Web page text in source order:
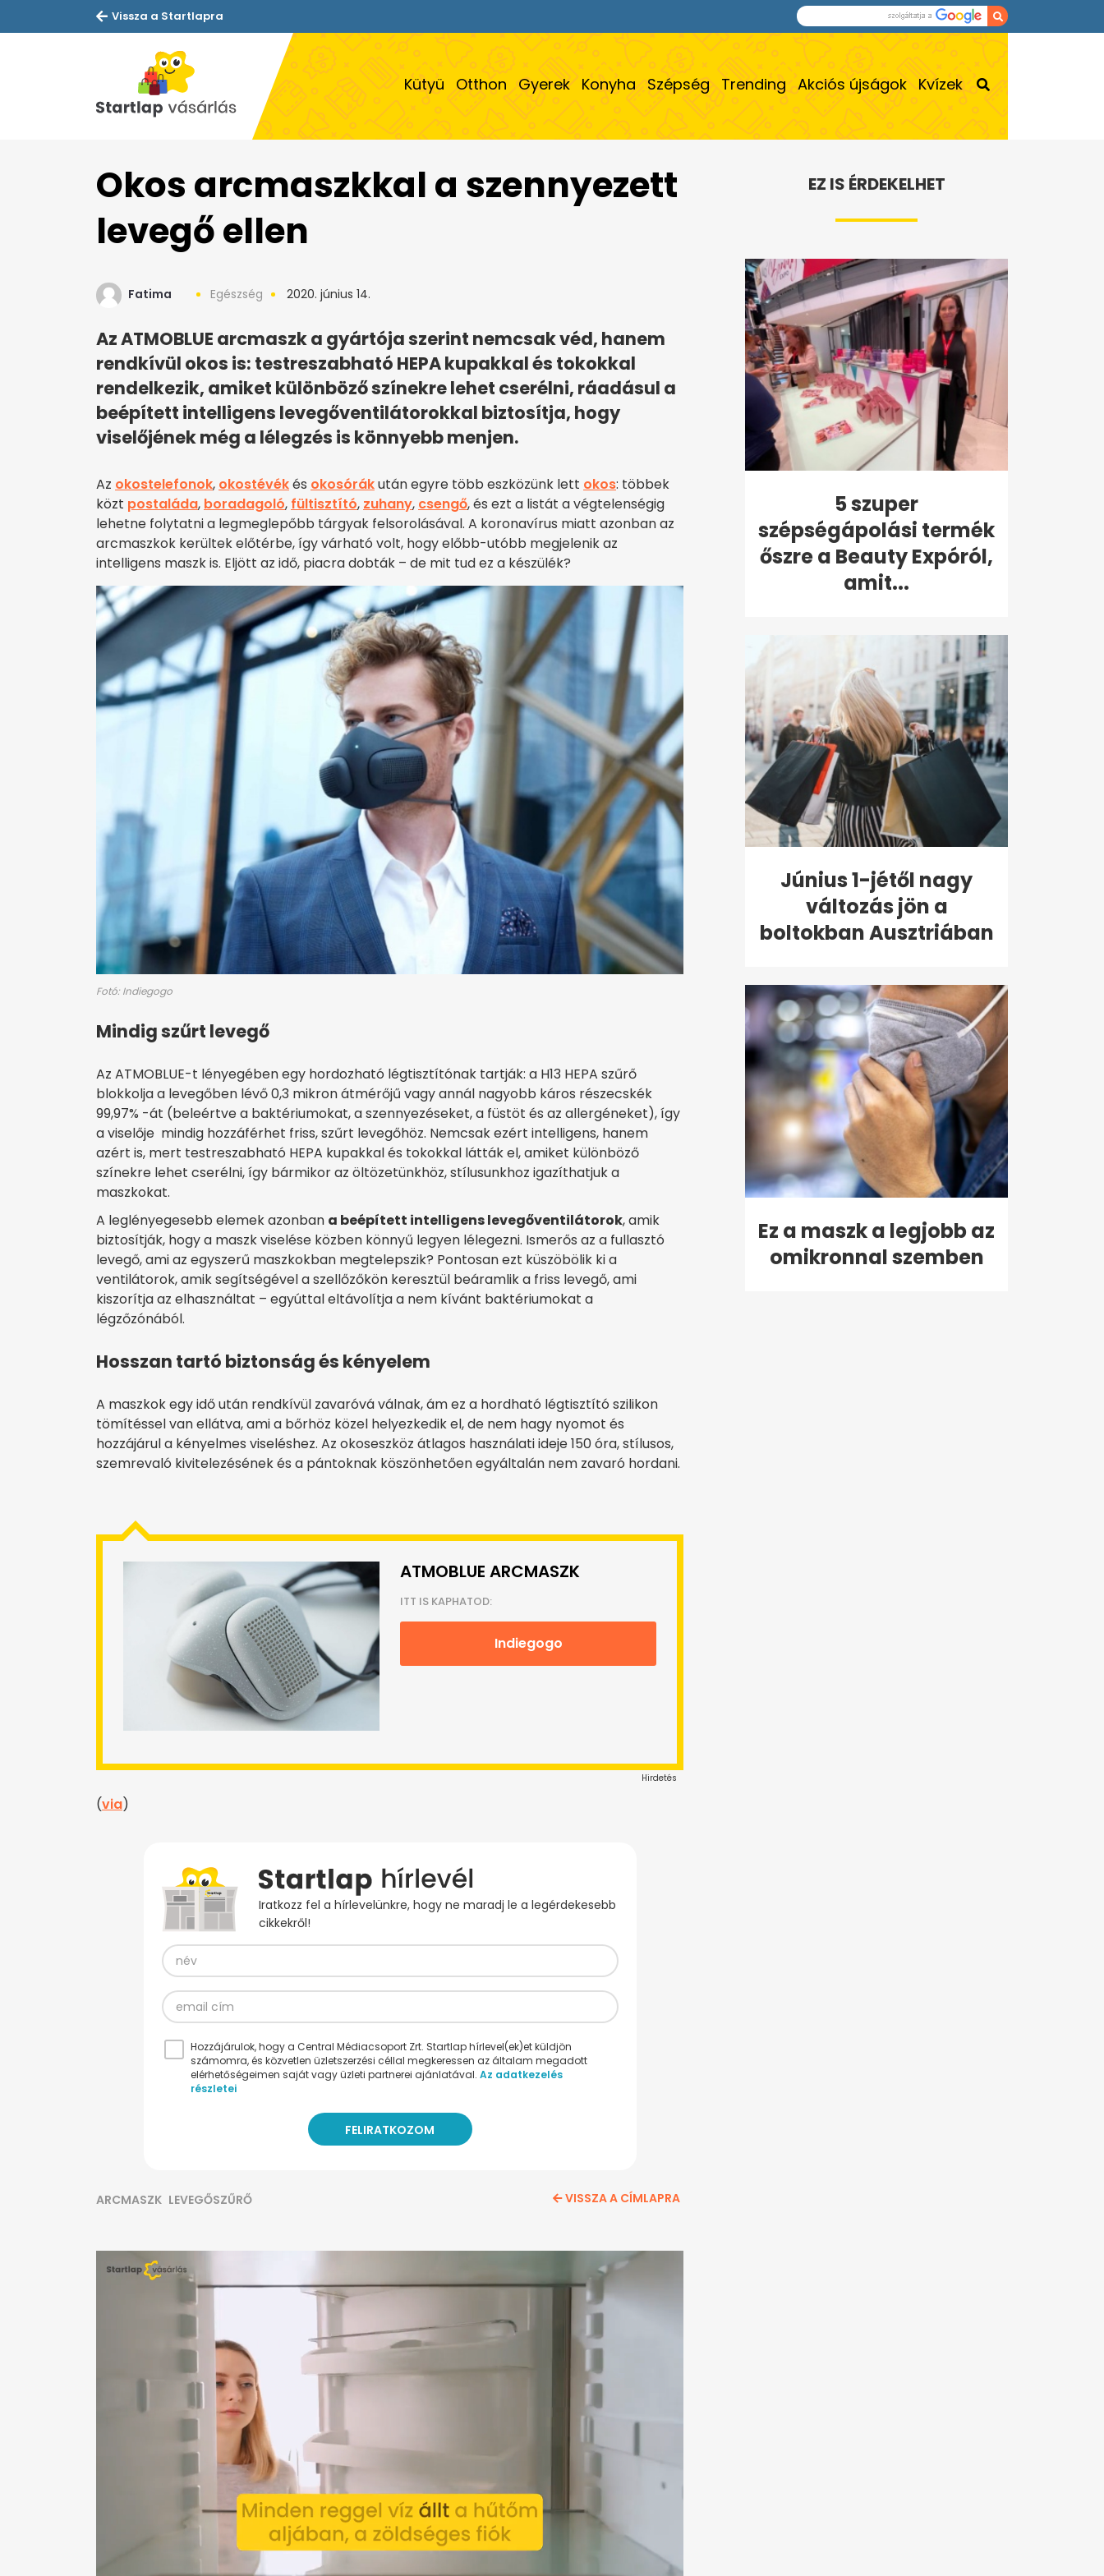
Vissza a Startlapra
Kütyü Otthon Gyerek Konyha Szépség Trending Akciós újságok Kvízek
Okos arcmaszkkal a szennyezett
levegő ellen
Fatima Egészség 2020. június 14.
Az ATMOBLUE arcmaszk a gyártója szerint nemcsak véd, hanem
rendkívül okos is: testreszabható HEPA kupakkal és tokokkal
rendelkezik, amiket különböző színekre lehet cserélni, ráadásul a
beépített intelligens levegőventilátorokkal biztosítja, hogy
viselőjének még a lélegzés is könnyebb menjen.
Az okostelefonok, okostévékés okosórákután egyre több eszközünk lett okos: többek
közt postaláda, boradagoló, fültisztító, zuhany, csengő, és ezt a listát a végtelenségig
lehetne folytatni a legmeglepőbb tárgyak felsorolásával. A koronavírus miatt azonban az
arcmaszkok kerültek előtérbe, így várható volt, hogy előbb-utóbb megjelenik az
intelligens maszk is. Eljött az idő, piacra dobták – de mit tud ez a készülék?
Fotó: Indiegogo
Mindig szűrt levegő
Az ATMOBLUE-t lényegében egy hordozható légtisztítónak tartják: a H13 HEPA szűrő
blokkolja a levegőben lévő 0,3 mikron átmérőjű vagy annál nagyobb káros részecskék
99,97% -át (beleértve a baktériumokat, a szennyezéseket, a füstöt és az allergéneket), így
a viselője mindig hozzáférhet friss, szűrt levegőhöz. Nemcsak ezért intelligens, hanem
azért is, mert testreszabható HEPA kupakkal és tokokkal látták el, amiket különböző
színekre lehet cserélni, így bármikor az öltözetünkhöz, stílusunkhoz igazíthatjuk a
maszkokat.
A leglényegesebb elemek azonban a beépített intelligens levegőventilátorok, amik
biztosítják, hogy a maszk viselése közben könnyű legyen lélegezni. Ismerős az a fullasztó
levegő, ami az egyszerű maszkokban megtelepszik? Pontosan ezt küszöbölik ki a
ventilátorok, amik segítségével a szellőzőkön keresztül beáramlik a friss levegő, ami
kiszorítja az elhasználtat – egyúttal eltávolítja a nem kívánt baktériumokat a
légzőzónából.
Hosszan tartó biztonság és kényelem
A maszkok egy idő után rendkívül zavaróvá válnak, ám ez a hordható légtisztító szilikon
tömítéssel van ellátva, ami a bőrhöz közel helyezkedik el, de nem hagy nyomot és
hozzájárul a kényelmes viseléshez. Az okoseszköz átlagos használati ideje 150 óra, stílusos,
szemrevaló kivitelezésének és a pántoknak köszönhetően egyáltalán nem zavaró hordani.
ATMOBLUE ARCMASZK
ITT IS KAPHATOD:
Indiegogo
Hirdetés
(via)
Iratkozz fel a hírlevelünkre, hogy ne maradj le a legérdekesebb
cikkekről!
Hozzájárulok, hogy a Central Médiacsoport Zrt. Startlap hírlevel(ek)et küldjön
számomra, és közvetlen üzletszerzési céllal megkeressen az általam megadott
elérhetőségeimen saját vagy üzleti partnerei ajánlatával. Az adatkezelés
részletei
ARCMASZK LEVEGŐSZŰRŐ VISSZA A CÍMLAPRA
EZ IS ÉRDEKELHET
5 szuper
szépségápolási termék
őszre a Beauty Expóról,
amit...
Június 1-jétől nagy
változás jön a
boltokban Ausztriában
Ez a maszk a legjobb az
omikronnal szemben